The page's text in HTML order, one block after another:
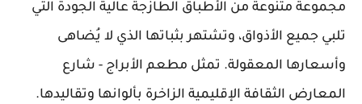
مجموعة متنوعة من الأطباق الطازجة عالية الجودة التي
تلبي جميع الأذواق، وتشتهر بثباتها الذي لا يُضاهى
وأسعارها المعقولة. تمثل مطعم الأبراج - شارع
المعارض الثقافة الإقليمية الزاخرة بألوانها وتقاليدها.